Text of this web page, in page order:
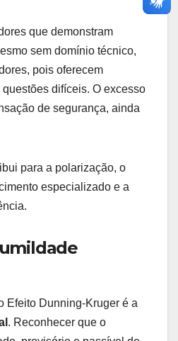
que demonstram
sem domínio técnico,
pois oferecem
difíceis. O excesso
de segurança, ainda
para a polarização, o
especializado e a
Efeito Dunning-Kruger é a
. Reconhecer que o